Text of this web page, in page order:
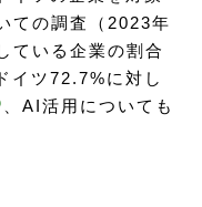
ての調査（2023年
ている企業の割合
イツ72.7%に対し
、AI活用についても